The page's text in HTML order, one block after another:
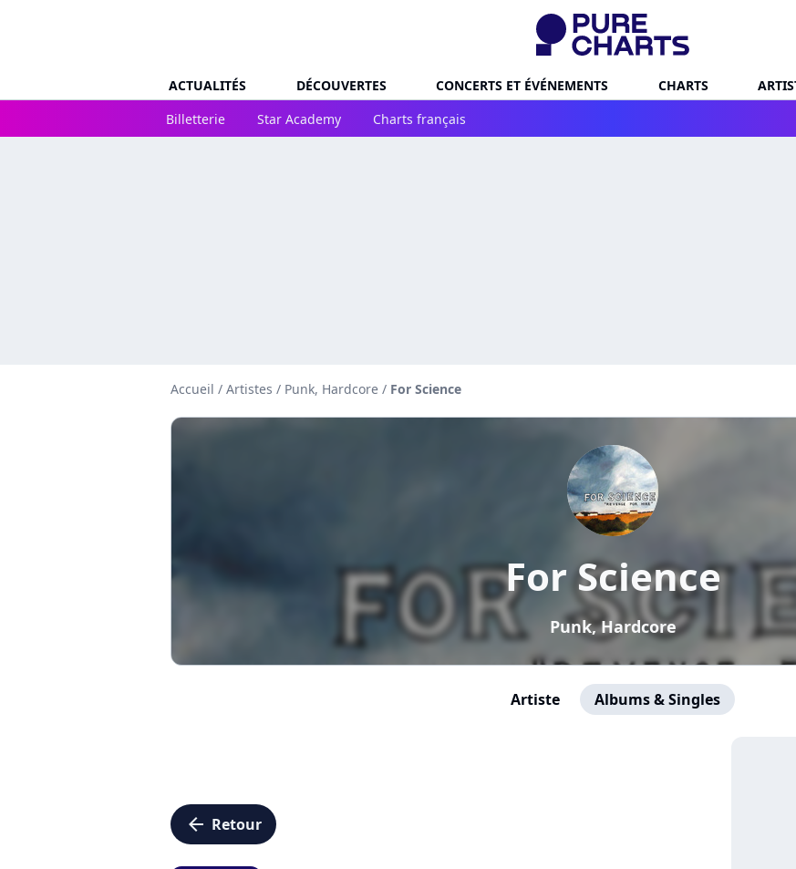
ACTUALITÉS DÉCOUVERTES CONCERTS ET ÉVÉNEMENTS CHARTS
Billetterie
Star Academy Charts français
Accueil / Artistes / Punk, Hardcore / For Science
For Science
Punk, Hardcore
Artiste Albums & Singles
arrow_left Retour